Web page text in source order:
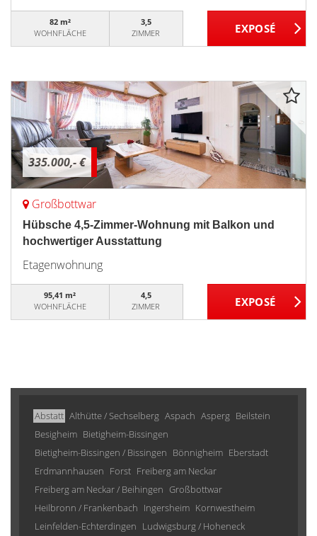
82 m²
WOHNFLÄCHE
3,5
ZIMMER
335.000,- €
Großbottwar
Hübsche 4,5-Zimmer-Wohnung mit Balkon und
hochwertiger Ausstattung
Etagenwohnung
95,41 m²
WOHNFLÄCHE
4,5
ZIMMER
Abstatt Althütte / Sechselberg Aspach Asperg Beilstein
Besigheim Bietigheim-Bissingen
Bietigheim-Bissingen / Bissingen Bönnigheim Eberstadt
Erdmannhausen Forst Freiberg am Neckar
Freiberg am Neckar / Beihingen Großbottwar
Heilbronn / Frankenbach Ingersheim Kornwestheim
Leinfelden-Echterdingen Ludwigsburg / Hoheneck